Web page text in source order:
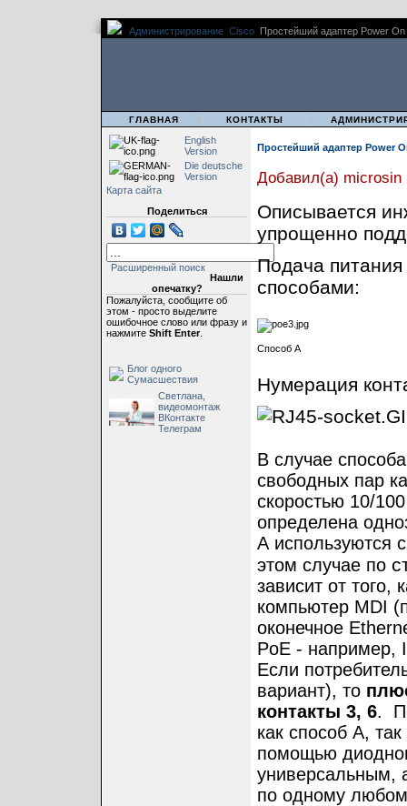
Администрирование Cisco Простейший адаптер Power
| ГЛАВНАЯ | КОНТАКТЫ |
English
Version
Die deutsche
Version
Карта сайта
Поделиться
Расширенный поиск
Нашли
опечатку?
Пожалуйста, сообщите об
этом - просто выделите
ошибочное слово или фразу и
нажмите Shift Enter.
Блог одного
Сумасшествия
Светлана,
видеомонтаж
ВКонтакте
Телеграм
Простейший адаптер Power
Добавил(а) microsin
Описывается
упрощенно
Подача
способами:
Способ A
Нумерация
В случае
свободных пар
скоростью 10/
определена
A используются
этом случае по
зависит от того,
компьютер MDI
оконечное
PoE - например,
Если
вариант), то
контакты 3, 6.
как cпособ A,
помощью
универсальным,
по одному